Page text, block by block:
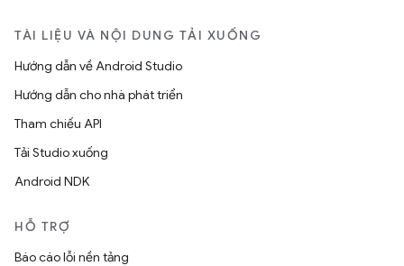
TÀI LIỆU VÀ NỘI DUNG TẢI XUỐNG
Hướng dẫn về Android Studio
Hướng dẫn cho nhà phát triển
Tham chiếu API
Tải Studio xuống
Android NDK
HỖ TRỢ
Báo cáo lỗi nền tảng